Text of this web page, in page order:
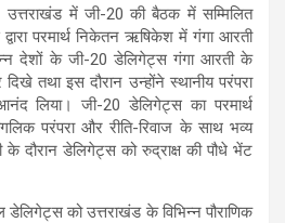
उत्तराखंड में जी-20 की बैठक में सम्मिलित
परमार्थ निकेतन ऋषिकेश में गंगा आरती
देशों के जी-20 डेलिगेट्स गंगा आरती के
दिखे तथा इस दौरान उन्होंने स्थानीय परंपरा
लिया। जी-20 डेलिगेट्स का परमार्थ
परंपरा और रीति-रिवाज के साथ भव्य
के दौरान डेलिगेट्स को रुद्राक्ष की पौधे भेंट
डेलिगेट्स को उत्तराखंड के विभिन्न पौराणिक